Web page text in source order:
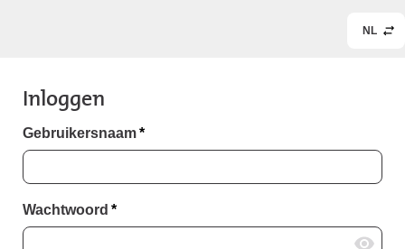
NL
Inloggen
Gebruikersnaam*
Wachtwoord *